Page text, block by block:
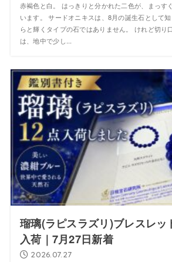
赤褐色と白。 はっきりと分かれた二色が、まっす
います。 サードオニキスは、8月の誕生石として
らと輝くタイプの石ではありません。 けれど切り
は、地中で少し...
瑠璃(ラピスラズリ)ブレスレッ
入荷｜7月27日新着
2026.07.27